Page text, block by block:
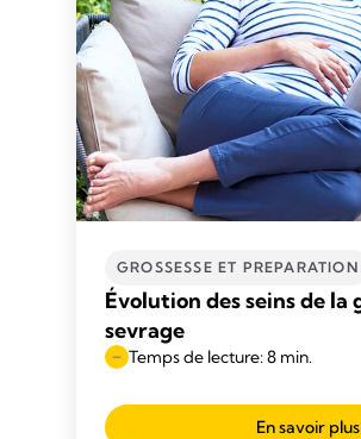
GROSSESSE ET PREPARATION
Évolution des seins de la
sevrage
Temps de lecture: 8 min.
En savoir plus